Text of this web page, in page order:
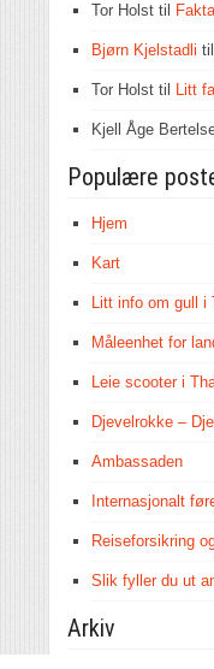
Tor Holst til
Bjørn Kjelstadli til
Tor Holst til Litt
Kjell Åge
Populære
Hjem
Kart
Litt info om gull i
Måleenhet for
Leie scooter i
Djevelrokke –
Ambassaden
Internasjonalt
Reiseforsikring
Slik fyller du ut
Arkiv